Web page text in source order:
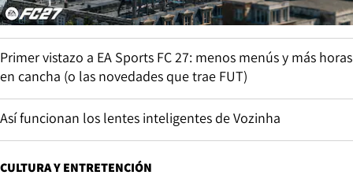
Primer vistazo a EA Sports FC 27: menos menús y más horas
en cancha (o las novedades que trae FUT)
Así funcionan los lentes inteligentes de Vozinha
CULTURA Y ENTRETENCIÓN